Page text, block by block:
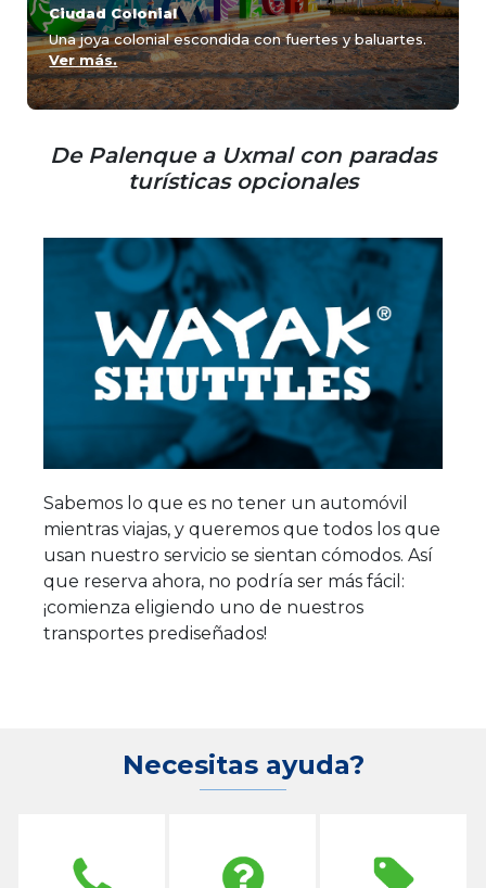
Ciudad Colonial
Una joya colonial escondida con fuertes y baluartes.
Ver más.
De Palenque a Uxmal con paradas
turísticas opcionales
Sabemos lo que es no tener un automóvil
mientras viajas, y queremos que todos los que
usan nuestro servicio se sientan cómodos. Así
que reserva ahora, no podría ser más fácil:
¡comienza eligiendo uno de nuestros
transportes prediseñados!
Necesitas ayuda?